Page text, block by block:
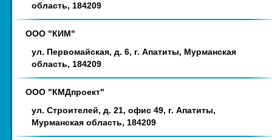
область, 184209
ООО "КИМ"
ул. Первомайская, д. 6, г. Апатиты, Мурманская
область, 184209
ООО "КМДпроект"
ул. Строителей, д. 21, офис 49, г. Апатиты,
Мурманская область, 184209